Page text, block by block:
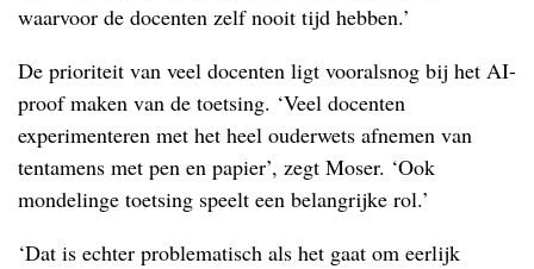
waarvoor de docenten zelf nooit tijd hebben.’
De prioriteit van veel docenten ligt vooralsnog bij het AI-
proof maken van de toetsing. ‘Veel docenten
experimenteren met het heel ouderwets afnemen van
tentamens met pen en papier’, zegt Moser. ‘Ook
mondelinge toetsing speelt een belangrijke rol.’
‘Dat is echter problematisch als het gaat om eerlijk